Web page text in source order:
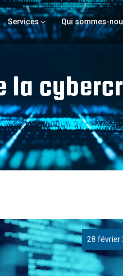
Services Qui sommes-
la
28 février